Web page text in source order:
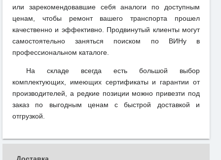
или зарекомендовавшие себя аналоги по доступным
ценам, чтобы ремонт вашего транспорта прошел
качественно и эффективно. Продвинутый клиенты могут
самостоятельно заняться поиском по ВИНу в
профессиональном каталоге.
На складе всегда есть большой выбор
комплектующих, имеющих сертификаты и гарантии от
производителей, а редкие позиции можно привезти под
заказ по выгодным ценам с быстрой доставкой и
отгрузкой.
Доставка